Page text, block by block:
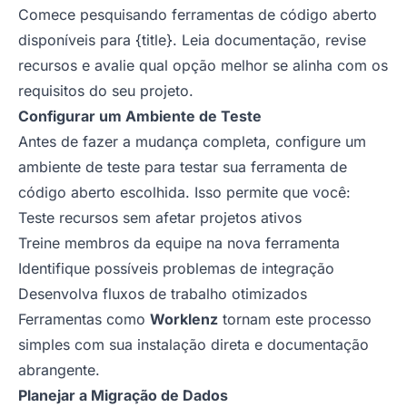
Comece pesquisando ferramentas de código aberto
disponíveis para {title}. Leia documentação, revise
recursos e avalie qual opção melhor se alinha com os
requisitos do seu projeto.
Configurar um Ambiente de Teste
Antes de fazer a mudança completa, configure um
ambiente de teste para testar sua ferramenta de
código aberto escolhida. Isso permite que você:
Teste recursos sem afetar projetos ativos
Treine membros da equipe na nova ferramenta
Identifique possíveis problemas de integração
Desenvolva fluxos de trabalho otimizados
Ferramentas como Worklenz tornam este processo
simples com sua instalação direta e documentação
abrangente.
Planejar a Migração de Dados